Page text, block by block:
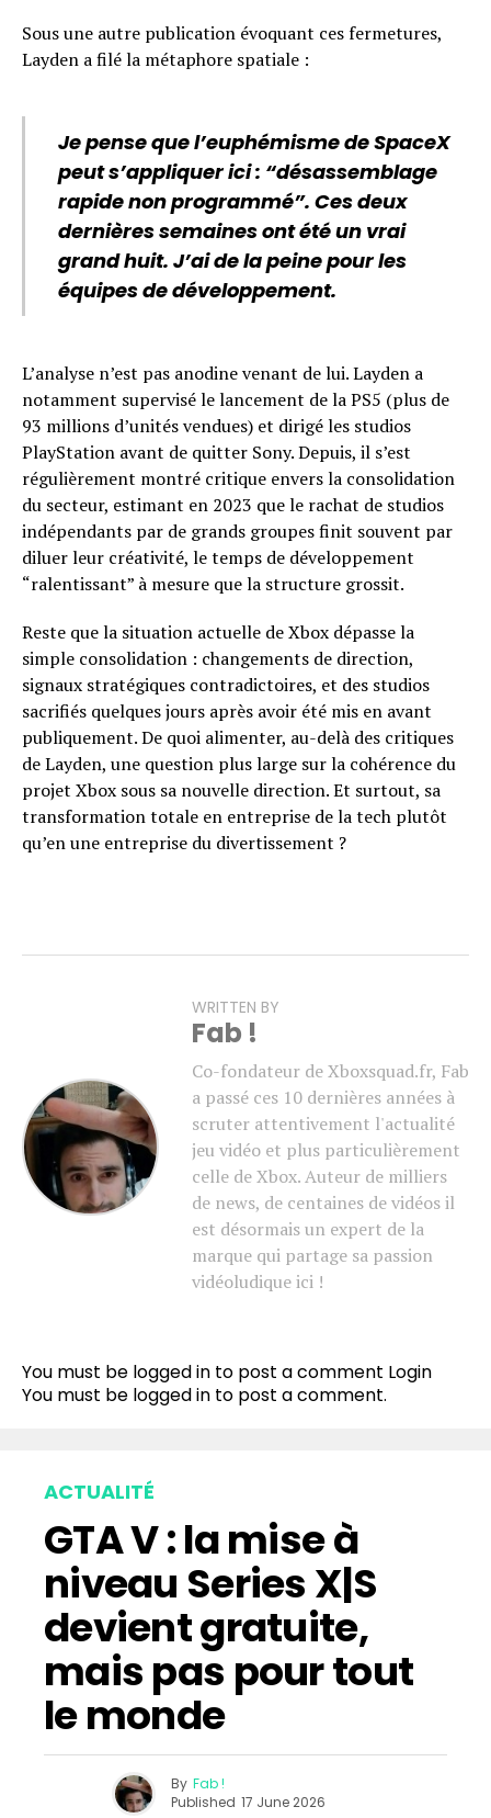
Sous une autre publication évoquant ces fermetures,
Layden a filé la métaphore spatiale :
Je pense que l’euphémisme de SpaceX
peut s’appliquer ici : “désassemblage
rapide non programmé”. Ces deux
dernières semaines ont été un vrai
grand huit. J’ai de la peine pour les
équipes de développement.
L’analyse n’est pas anodine venant de lui. Layden a
notamment supervisé le lancement de la PS5 (plus de
93 millions d’unités vendues) et dirigé les studios
PlayStation avant de quitter Sony. Depuis, il s’est
régulièrement montré critique envers la consolidation
du secteur, estimant en 2023 que le rachat de studios
indépendants par de grands groupes finit souvent par
diluer leur créativité, le temps de développement
“ralentissant” à mesure que la structure grossit.
Reste que la situation actuelle de Xbox dépasse la
simple consolidation : changements de direction,
signaux stratégiques contradictoires, et des studios
sacrifiés quelques jours après avoir été mis en avant
publiquement. De quoi alimenter, au-delà des critiques
de Layden, une question plus large sur la cohérence du
projet Xbox sous sa nouvelle direction. Et surtout, sa
transformation totale en entreprise de la tech plutôt
qu’en une entreprise du divertissement ?
WRITTEN BY
Fab !
Co-fondateur de Xboxsquad.fr, Fab
a passé ces 10 dernières années à
scruter attentivement l'actualité
jeu vidéo et plus particulièrement
celle de Xbox. Auteur de milliers
de news, de centaines de vidéos il
est désormais un expert de la
marque qui partage sa passion
vidéoludique ici !
You must be logged in to post a comment Login
You must be logged in to post a comment.
ACTUALITÉ
GTA V : la mise à
niveau Series X|S
devient gratuite,
mais pas pour tout
le monde
By Fab !
Published 17 June 2026